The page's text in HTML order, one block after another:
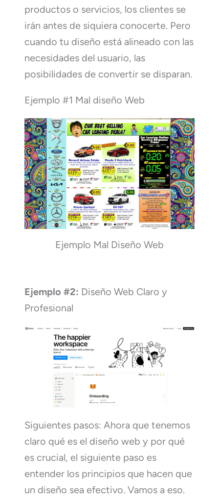
productos o servicios, los clientes se
irán antes de siquiera conocerte. Pero
cuando tu diseño está alineado con las
necesidades del usuario, las
posibilidades de convertir se disparan.
Ejemplo #1 Mal diseño Web
Ejemplo Mal Diseño Web
Ejemplo #2: Diseño Web Claro y
Profesional
Siguientes pasos: Ahora que tenemos
claro qué es el diseño web y por qué
es crucial, el siguiente paso es
entender los principios que hacen que
un diseño sea efectivo. Vamos a eso.